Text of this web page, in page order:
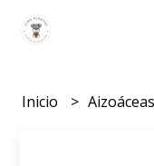
Inicio Aizoáceas